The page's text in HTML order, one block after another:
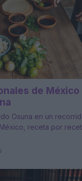
de México
Osuna en un
receta por